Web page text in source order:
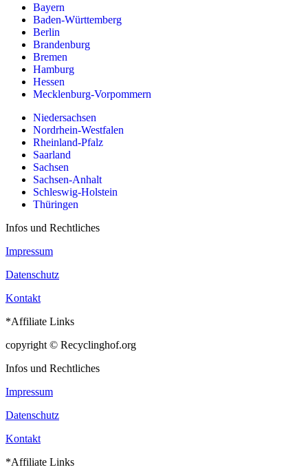
Bayern
Baden-Württemberg
Berlin
Brandenburg
Bremen
Hamburg
Hessen
Mecklenburg-Vorpommern
Niedersachsen
Nordrhein-Westfalen
Rheinland-Pfalz
Saarland
Sachsen
Sachsen-Anhalt
Schleswig-Holstein
Thüringen
Infos und Rechtliches
Impressum
Datenschutz
Kontakt
*Affiliate Links
copyright © Recyclinghof.org
Infos und Rechtliches
Impressum
Datenschutz
Kontakt
*Affiliate Links